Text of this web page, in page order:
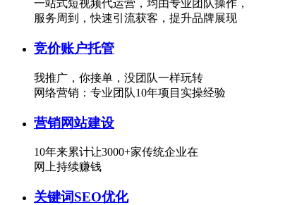
一站式短视频代运营，均由专业团队操作，
服务周到，快速引流获客，提升品牌展现
竞价账户托管
我推广，你接单，没团队一样玩转
网络营销：专业团队10年项目实操经验
营销网站建设
10年来累计让3000+家传统企业在
网上持续赚钱
关键词SEO优化